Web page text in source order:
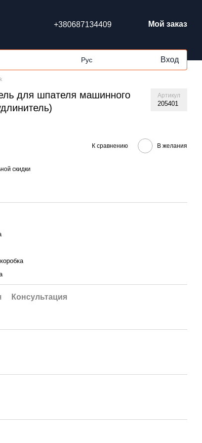
+380687134409 Мой заказ
Рус Вход
для шпателя машинного
Артикул
205401
К сравнению В желания
скидки
Консультация